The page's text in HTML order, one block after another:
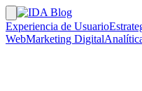
Experiencia de Usuario
WebMarketing Digital